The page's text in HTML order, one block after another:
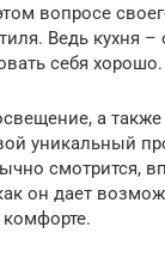
вопросе
Ведь кухня –
себя хорошо.
а
уникальный
смотрится,
он дает